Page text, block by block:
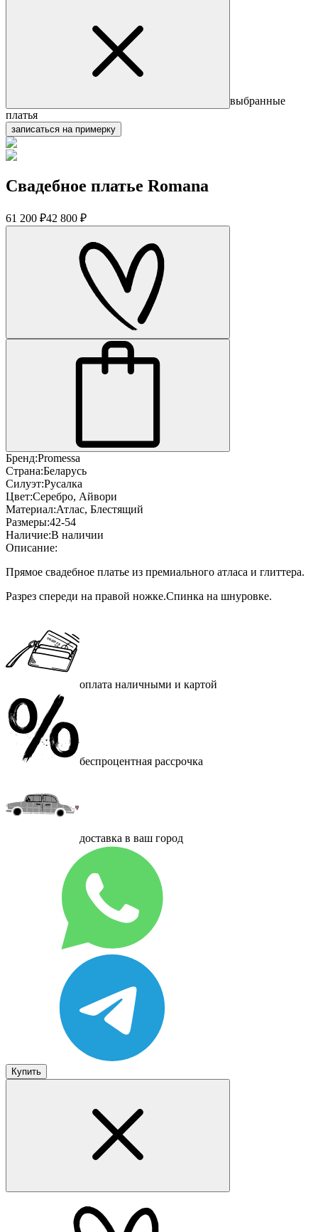
выбранные
платья
записаться на примерку
Свадебное платье Romana
61 200 ₽42 800 ₽
Бренд:Promessa
Страна:Беларусь
Силуэт:Русалка
Цвет:Серебро, Айвори
Материал:Атлас, Блестящий
Размеры:42-54
Наличие:В наличии
Описание:
Прямое свадебное платье из премиального атласа и глиттера.
Разрез спереди на правой ножке.Спинка на шнуровке.
оплата наличными и картой
беспроцентная рассрочка
доставка в ваш город
Купить